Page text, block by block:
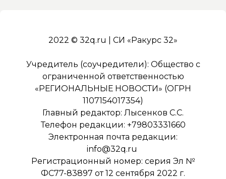
2022 © 32q.ru | СИ «Ракурс 32»
Учредитель (соучредители): Общество с
ограниченной ответственностью
«РЕГИОНАЛЬНЫЕ НОВОСТИ» (ОГРН
1107154017354)
Главный редактор: Лысенков С.С.
Телефон редакции: +79803331660
Электронная почта редакции:
info@32q.ru
Регистрационный номер: серия Эл №
ФС77-83897 от 12 сентября 2022 г.